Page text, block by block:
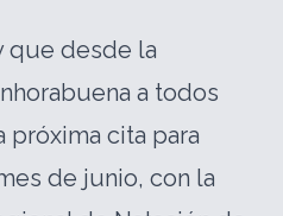
que desde la
a todos
cita para
de junio, con la